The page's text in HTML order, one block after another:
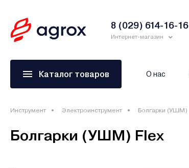
8 (029) 614-16-16
Интернет-магазин
Каталог товаров О нас
Инструмент Электроинструмент Болгарки (УШМ)
Болгарки (УШМ) Flex